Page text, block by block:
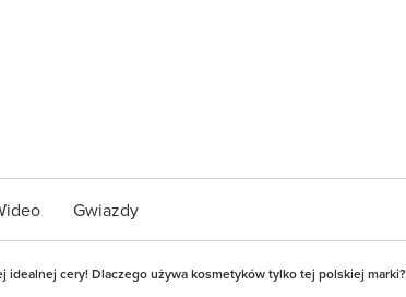
Gwiazdy
idealnej cery! Dlaczego używa kosmetyków tylko tej polskiej marki?